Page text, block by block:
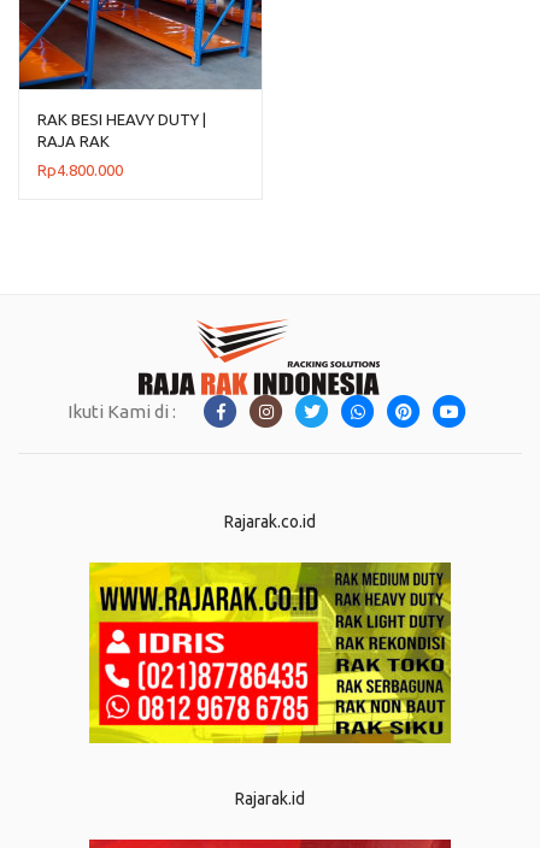
RAK BESI HEAVY DUTY |
RAJA RAK
Rp4.800.000
Ikuti Kami di :
Rajarak.co.id
Rajarak.id